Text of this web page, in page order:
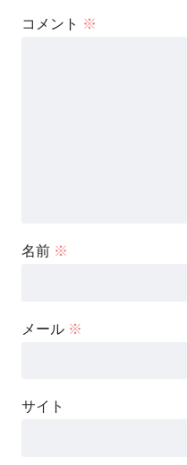
コメント ※
名前 ※
メール ※
サイト